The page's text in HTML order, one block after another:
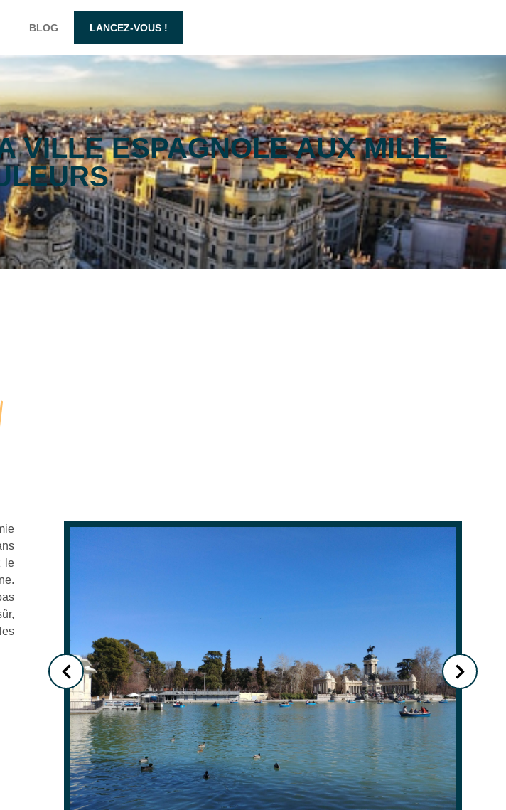
BLOG LANCEZ-VOUS !
VILLE ESPAGNOLE AUX MILLE
le